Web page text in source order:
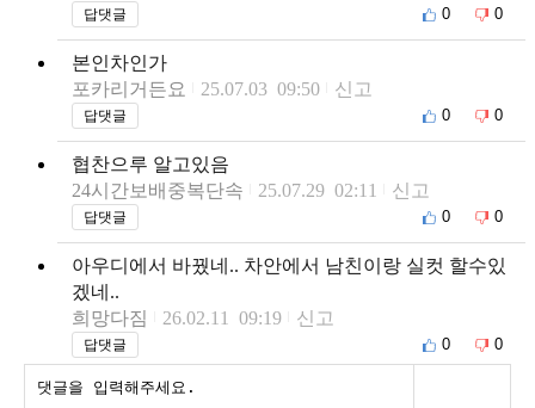
답댓글 0 0
본인차인가
포카리거든요
25.07.03 09:50 신고
답댓글 0 0
협찬으루 알고있음
24시간보배중복단속
25.07.29 02:11 신고
답댓글 0 0
아우디에서 바꿨네.. 차안에서 남친이랑 실컷 할수있
겠네..
희망다짐
26.02.11 09:19 신고
답댓글 0 0